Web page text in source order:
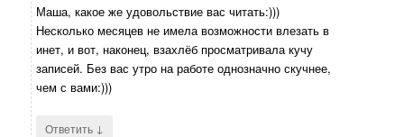
Маша, какое же удовольствие вас читать:)))
Несколько месяцев не имела возможности влезать в
инет, и вот, наконец, взахлёб просматривала кучу
записей. Без вас утро на работе однозначно скучнее,
чем с вами:)))
Ответить ↓